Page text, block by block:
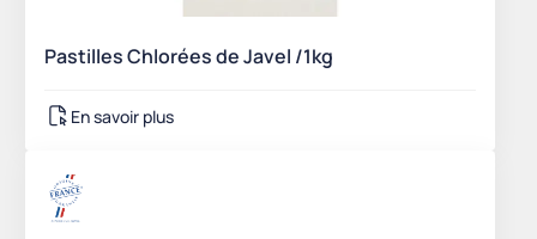
Pastilles Chlorées de Javel /1kg
En savoir plus